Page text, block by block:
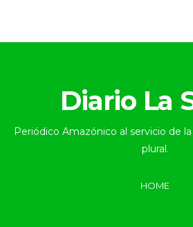
Diario La
Periódico Amazónico al servicio de
plural.
HOME